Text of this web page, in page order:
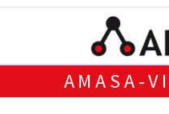
AMASA-